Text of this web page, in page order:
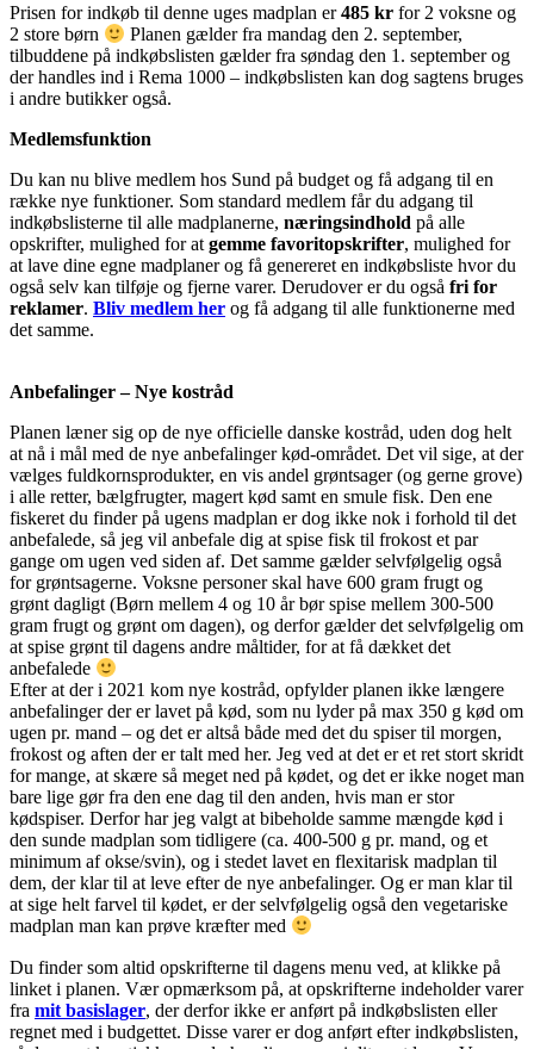
Prisen for indkøb til denne uges madplan er485 kr for 2 voksne og
2 store børn
Planen gælder fra mandag den 2. september,
tilbuddene på indkøbslisten gælder fra søndag den 1. september og
der handles ind i Rema 1000 – indkøbslisten kan dog sagtens bruges
i andre butikker også.
Medlemsfunktion
Du kan nu blive medlem hos Sund på budget og få adgang til en
række nye funktioner. Som standard medlem får du adgang til
indkøbslisterne til alle madplanerne, næringsindhold på alle
opskrifter, mulighed for at gemme favoritopskrifter, mulighed for
at lave dine egne madplaner og få genereret en indkøbsliste hvor du
også selv kan tilføje og fjerne varer. Derudover er du også fri for
reklamer. Bliv medlem her og få adgang til alle funktionerne med
det samme.
Anbefalinger – Nye kostråd
Planen læner sig op de nye officielle danske kostråd, uden dog helt
at nå i mål med de nye anbefalinger kød-området. Det vil sige, at der
vælges fuldkornsprodukter, en vis andel grøntsager (og gerne grove)
i alle retter, bælgfrugter, magert kød samt en smule fisk. Den ene
fiskeret du finder på ugens madplan er dog ikke nok i forhold til det
anbefalede, så jeg vil anbefale dig at spise fisk til frokost et par
gange om ugen ved siden af. Det samme gælder selvfølgelig også
for grøntsagerne. Voksne personer skal have 600 gram frugt og
grønt dagligt (Børn mellem 4 og 10 år bør spise mellem 300-500
gram frugt og grønt om dagen), og derfor gælder det selvfølgelig om
at spise grønt til dagens andre måltider, for at få dækket det
anbefalede
Efter at der i 2021 kom nye kostråd, opfylder planen ikke længere
anbefalinger der er lavet på kød, som nu lyder på max 350 g kød om
ugen pr. mand – og det er altså både med det du spiser til morgen,
frokost og aften der er talt med her. Jeg ved at det er et ret stort skridt
for mange, at skære så meget ned på kødet, og det er ikke noget man
bare lige gør fra den ene dag til den anden, hvis man er stor
kødspiser. Derfor har jeg valgt at bibeholde samme mængde kød i
den sunde madplan som tidligere (ca. 400-500 g pr. mand, og et
minimum af okse/svin), og i stedet lavet en flexitarisk madplan til
dem, der klar til at leve efter de nye anbefalinger. Og er man klar til
at sige helt farvel til kødet, er der selvfølgelig også den vegetariske
madplan man kan prøve kræfter med
Du finder som altid opskrifterne til dagens menu ved, at klikke på
linket i planen. Vær opmærksom på, at opskrifterne indeholder varer
fra mit basislager, der derfor ikke er anført på indkøbslisten eller
regnet med i budgettet. Disse varer er dog anført efter indkøbslisten,